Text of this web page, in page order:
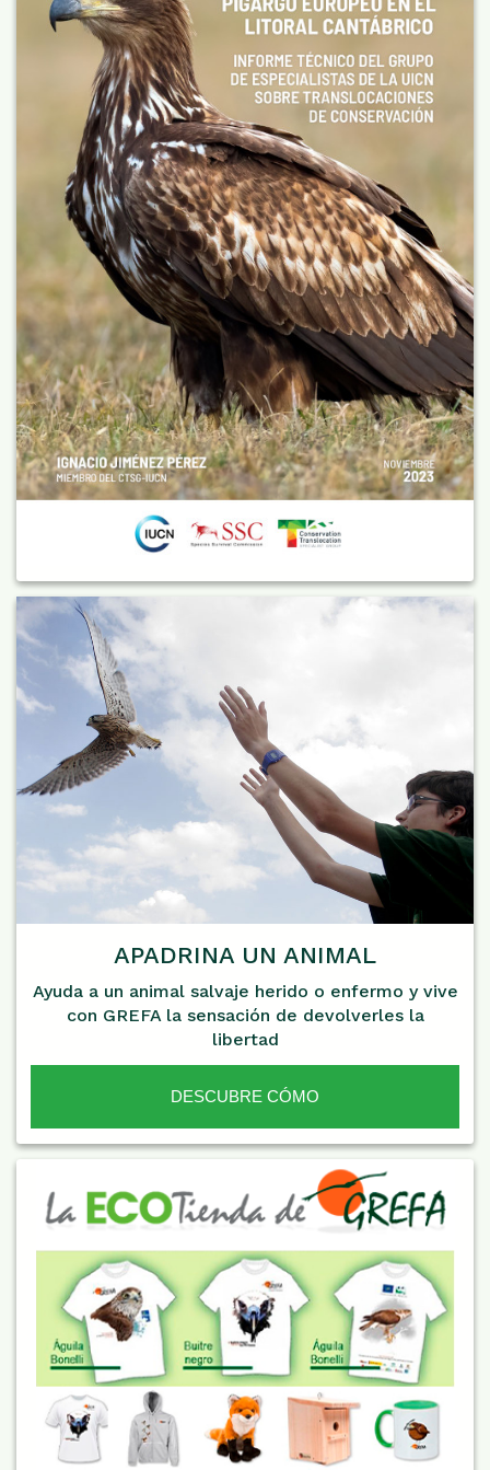
APADRINA UN ANIMAL
Ayuda a un animal salvaje herido o enfermo y vive
con GREFA la sensación de devolverles la
libertad
DESCUBRE CÓMO